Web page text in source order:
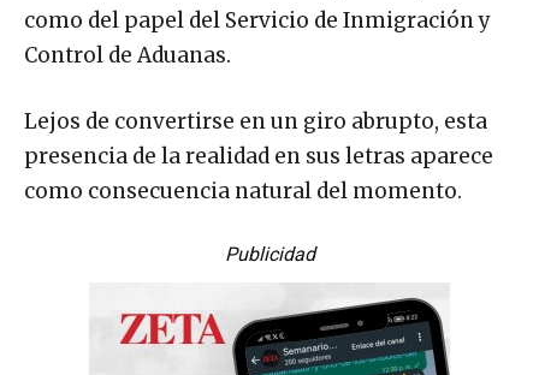
como del papel del Servicio de Inmigración y
Control de Aduanas.
Lejos de convertirse en un giro abrupto, esta
presencia de la realidad en sus letras aparece
como consecuencia natural del momento.
Publicidad